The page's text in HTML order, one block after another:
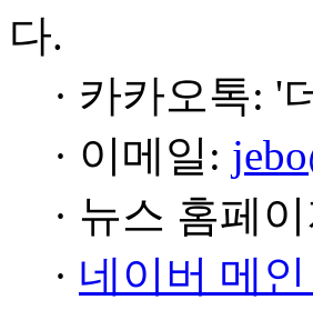
다.
· 카카오톡: '
· 이메일:
· 뉴스 홈페
· 네이버 메